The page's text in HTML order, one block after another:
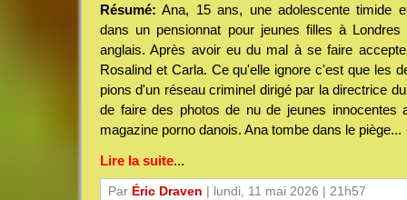
Résumé: Ana, 15 ans, une adolescente timide
dans un pensionnat pour jeunes filles à
anglais. Après avoir eu du mal à se faire
Rosalind et Carla. Ce qu'elle ignore c'est que les
pions d'un réseau criminel dirigé par la directrice
de faire des photos de nu de jeunes innocentes
magazine porno danois. Ana tombe dans le piège...
Lire la suite...
Par Éric Draven | lundi, 11 mai 2026 | 21h57